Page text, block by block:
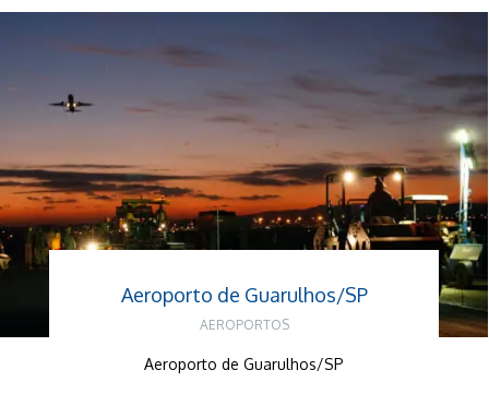
Aeroporto de Guarulhos/SP
AEROPORTOS
Aeroporto de Guarulhos/SP